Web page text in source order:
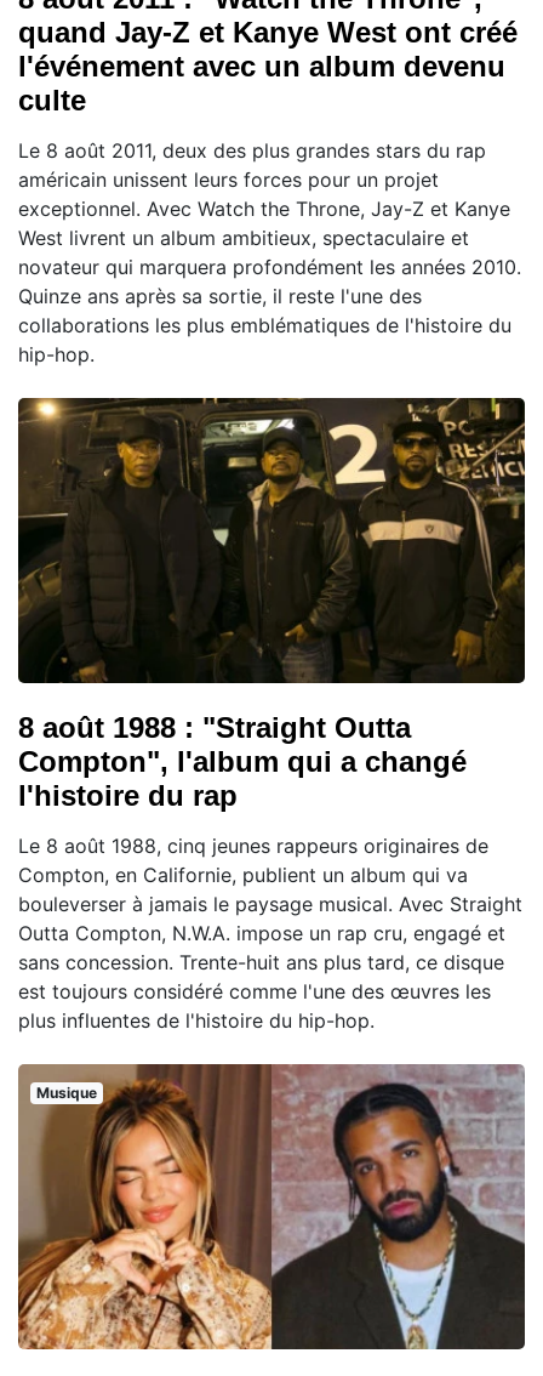
quand Jay-Z et Kanye West ont créé
l'événement avec un album devenu
culte
Le 8 août 2011, deux des plus grandes stars du rap
américain unissent leurs forces pour un projet
exceptionnel. Avec Watch the Throne, Jay-Z et Kanye
West livrent un album ambitieux, spectaculaire et
novateur qui marquera profondément les années 2010.
Quinze ans après sa sortie, il reste l'une des
collaborations les plus emblématiques de l'histoire du
hip-hop.
8 août 1988 : "Straight Outta
Compton", l'album qui a changé
l'histoire du rap
Le 8 août 1988, cinq jeunes rappeurs originaires de
Compton, en Californie, publient un album qui va
bouleverser à jamais le paysage musical. Avec Straight
Outta Compton, N.W.A. impose un rap cru, engagé et
sans concession. Trente-huit ans plus tard, ce disque
est toujours considéré comme l'une des œuvres les
plus influentes de l'histoire du hip-hop.
Musique